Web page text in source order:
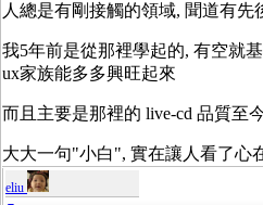
人總是有剛接觸的領域, 聞道有先
我5年前是從那裡學起的, 有空就
ux家族能多多興旺起來
而且主要是那裡的 live-cd 品質至
大大一句"小白", 實在讓人看了心
eliu